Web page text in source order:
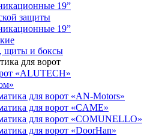
19”
защиты
19”
щиты и боксы
для ворот
«ALUTECH»
для ворот «AN-Motors»
для ворот «CAME»
для ворот «COMUNELLO»
для ворот «DoorHan»